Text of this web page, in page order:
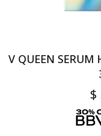
V QUEEN SERUM
$